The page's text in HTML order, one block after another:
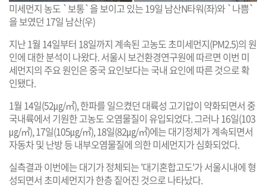
미세먼지 농도 `보통`을 보이고 있는 19일 남산N타워(좌)와 `나쁨`
을 보였던 17일 남산(우)
지난 1월 14일부터 18일까지 계속된 고농도 초미세먼지(PM2.5)의 원
인에 대한 분석이 나왔다. 서울시 보건환경연구원에 따르면 이번 미
세먼지의 주요 원인은 중국 요인보다는 국내 요인에 따른 것으로 확
인됐다.
1월 14일(52㎍/㎥), 한파를 일으켰던 대륙성 고기압이 약화되면서 중
국내륙에서 기원한 고농도 오염물질이 유입되었다. 그러나 16일(103
㎍/㎥), 17일(105㎍/㎥), 18일(82㎍/㎥)에는 대기정체가 계속되면서
자동차 및 난방 등 내부오염물질에 의한 미세먼지가 심화되었다.
실측결과 이번에는 대기가 정체되는 '대기혼합고도'가 서울시내에 형
성되면서 초미세먼지가 한층 짙어진 것으로 나타났다.